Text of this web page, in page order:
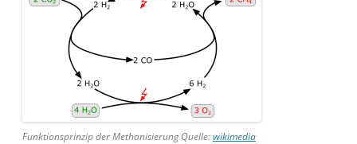
Funktionsprinzip der Methanisierung Quelle:wikimedia